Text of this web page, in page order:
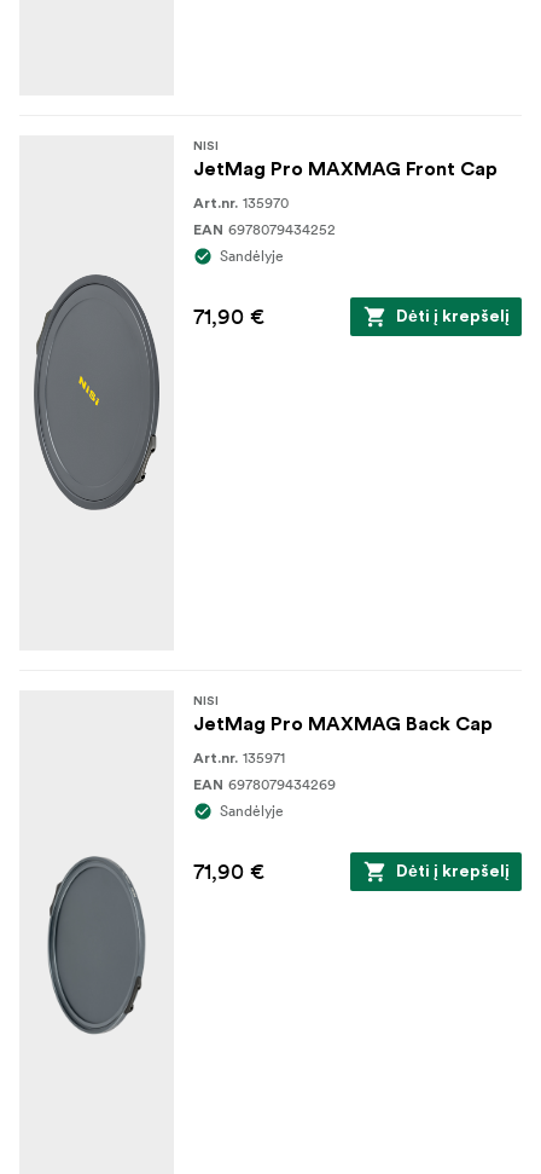
NISI
JetMag Pro MAXMAG Front Cap
Art.nr. 135970
EAN 6978079434252
Sandėlyje
71,90 € Dėti į krepšelį
NISI
JetMag Pro MAXMAG Back Cap
Art.nr. 135971
EAN 6978079434269
Sandėlyje
71,90 € Dėti į krepšelį